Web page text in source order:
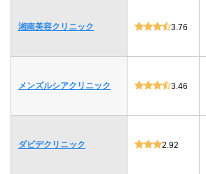
湘南美容クリニック 3.76
メンズルシアクリニック 3.46
ダビデクリニック 2.92